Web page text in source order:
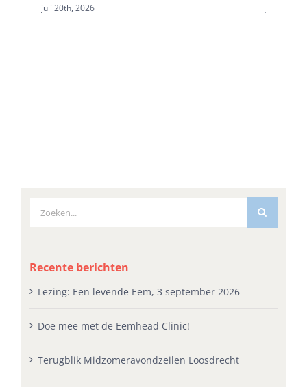
juli 20th, 2026
Zoeken
Recente berichten
Lezing: Een levende Eem, 3 september 2026
Doe mee met de Eemhead Clinic!
Terugblik Midzomeravondzeilen Loosdrecht